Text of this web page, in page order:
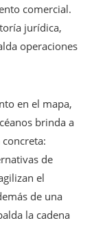
comercial.
jurídica,
operaciones
en el mapa,
brinda a
de
el
de una
la cadena